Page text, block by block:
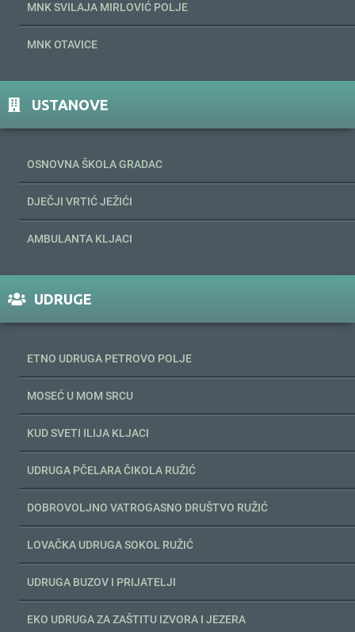
MNK SVILAJA MIRLOVIĆ POLJE
MNK OTAVICE
USTANOVE
OSNOVNA ŠKOLA GRADAC
DJEČJI VRTIĆ JEŽIĆI
AMBULANTA KLJACI
UDRUGE
ETNO UDRUGA PETROVO POLJE
MOSEĆ U MOM SRCU
KUD SVETI ILIJA KLJACI
UDRUGA PČELARA ČIKOLA RUŽIĆ
DOBROVOLJNO VATROGASNO DRUŠTVO RUŽIĆ
LOVAČKA UDRUGA SOKOL RUŽIĆ
UDRUGA BUZOV I PRIJATELJI
EKO UDRUGA ZA ZAŠTITU IZVORA I JEZERA